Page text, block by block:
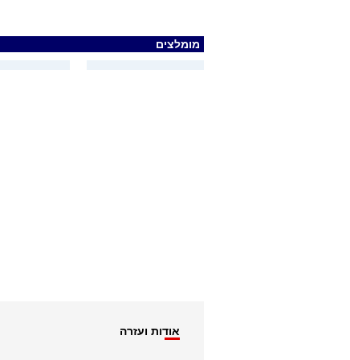
מומלצים
אודות ועזרה